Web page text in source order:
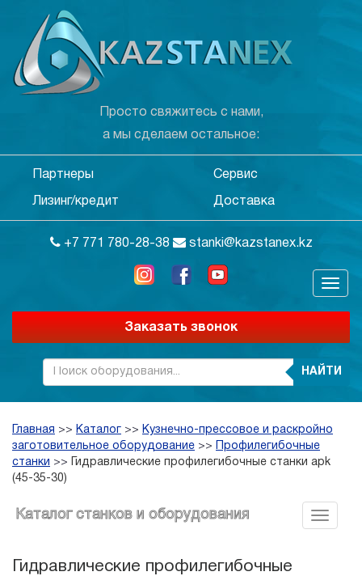
Просто свяжитесь с нами,
а мы сделаем остальное:
Партнеры Сервис
Лизинг/кредит Доставка
+7 771 780-28-38 stanki@kazstanex.kz
Заказать звонок
НАЙТИ
Главная >> Каталог >> Кузнечно-прессовое и раскройно
заготовительное оборудование >>
Профилегибочные
станки >>
Гидравлические профилегибочные станки apk
(45-35-30)
Каталог станков и оборудования
Гидравлические профилегибочные